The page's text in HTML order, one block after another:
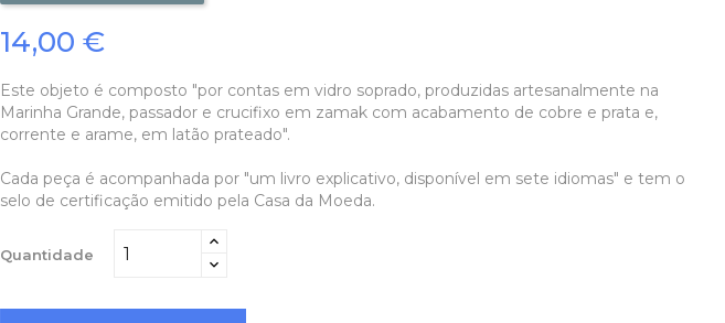
14,00 €
Este objeto é composto "por contas em vidro soprado, produzidas artesanalmente na
Marinha Grande, passador e crucifixo em zamak com acabamento de cobre e prata e,
corrente e arame, em latão prateado".
Cada peça é acompanhada por "um livro explicativo, disponível em sete idiomas" e tem o
selo de certificação emitido pela Casa da Moeda.
Quantidade